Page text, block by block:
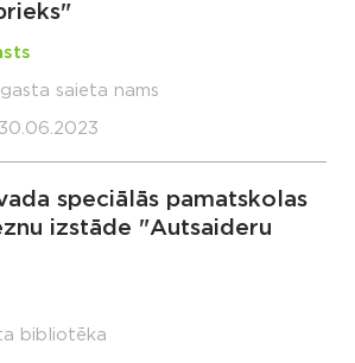
saieta nams
speciālās pamatskolas
izstāde "Autsaideru
bibliotēka